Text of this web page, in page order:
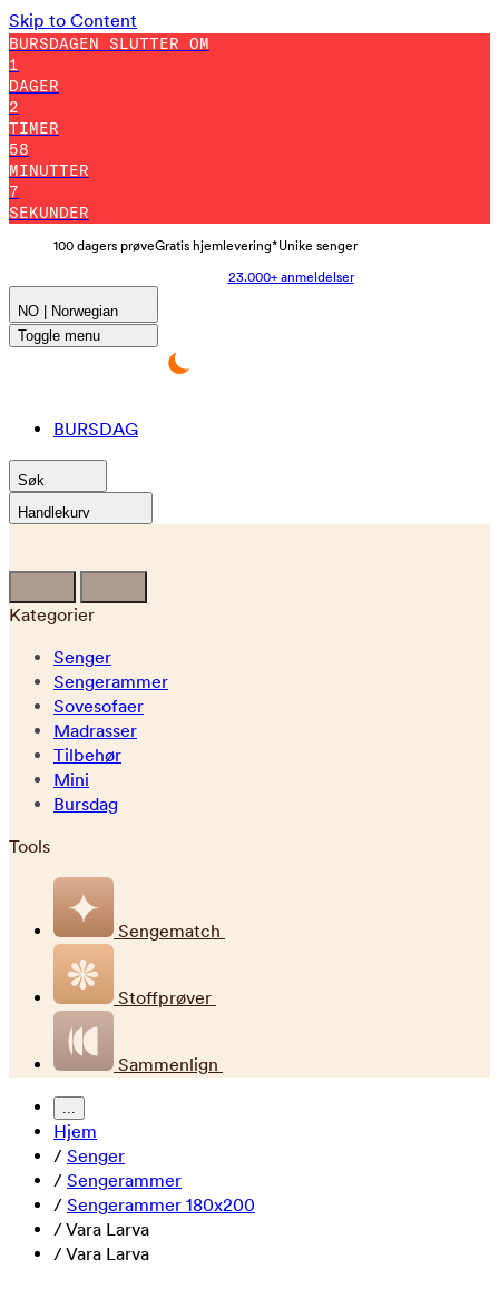
Skip to Content
BURSDAGEN SLUTTER OM
1
DAGER
2
TIMER
57
MINUTTER
56
SEKUNDER
100 dagers prøveGratis hjemlevering*Unike senger
23.000+ anmeldelser
NO | Norwegian
Toggle menu
BURSDAG
Søk
Handlekurv
Kategorier
Senger
Sengerammer
Sovesofaer
Madrasser
Tilbehør
Mini
Bursdag
Tools
Sengematch
Stoffprøver
Sammenlign
...
Hjem
/ Senger
/ Sengerammer
/ Sengerammer 180x200
/Vara Larva
/Vara Larva